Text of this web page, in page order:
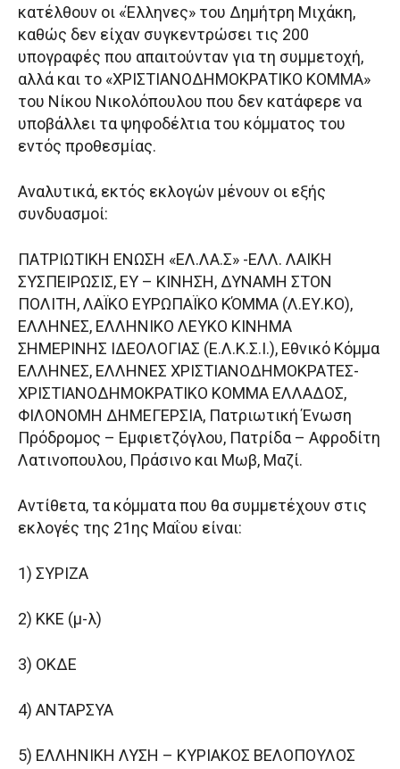
κατέλθουν οι «Έλληνες» του Δημήτρη Μιχάκη,
καθώς δεν είχαν συγκεντρώσει τις 200
υπογραφές που απαιτούνταν για τη συμμετοχή,
αλλά και το «ΧΡΙΣΤΙΑΝΟΔΗΜΟΚΡΑΤΙΚΟ ΚΟΜΜΑ»
του Νίκου Νικολόπουλου που δεν κατάφερε να
υποβάλλει τα ψηφοδέλτια του κόμματος του
εντός προθεσμίας.
Αναλυτικά, εκτός εκλογών μένουν οι εξής
συνδυασμοί:
ΠΑΤΡΙΩΤΙΚΗ ΕΝΩΣΗ «ΕΛ.ΛΑ.Σ» -ΕΛΛ. ΛΑΙΚΗ
ΣΥΣΠΕΙΡΩΣΙΣ, ΕΥ – ΚΙΝΗΣΗ, ΔΥΝΑΜΗ ΣΤΟΝ
ΠΟΛΙΤΗ, ΛΑΪΚΟ ΕΥΡΩΠΑΪΚΟ ΚΌΜΜΑ (Λ.ΕΥ.ΚΟ),
ΕΛΛΗΝΕΣ, ΕΛΛΗΝΙΚΟ ΛΕΥΚΟ ΚΙΝΗΜΑ
ΣΗΜΕΡΙΝΗΣ ΙΔΕΟΛΟΓΙΑΣ (Ε.Λ.Κ.Σ.Ι.), Εθνικό Κόμμα
ΕΛΛΗΝΕΣ, ΕΛΛΗΝΕΣ ΧΡΙΣΤΙΑΝΟΔΗΜΟΚΡΑΤΕΣ-
ΧΡΙΣΤΙΑΝΟΔΗΜΟΚΡΑΤΙΚΟ ΚΟΜΜΑ ΕΛΛΑΔΟΣ,
ΦΙΛΟΝΟΜΗ ΔΗΜΕΓΕΡΣΙΑ, Πατριωτική Ένωση
Πρόδρομος – Εμφιετζόγλου, Πατρίδα – Αφροδίτη
Λατινοπουλου, Πράσινο και Μωβ, Μαζί.
Αντίθετα, τα κόμματα που θα συμμετέχουν στις
εκλογές της 21ης Μαΐου είναι:
1) ΣΥΡΙΖΑ
2) ΚΚΕ (μ-λ)
3) ΟΚΔΕ
4) ΑΝΤΑΡΣΥΑ
5) ΕΛΛΗΝΙΚΗ ΛΥΣΗ – ΚΥΡΙΑΚΟΣ ΒΕΛΟΠΟΥΛΟΣ